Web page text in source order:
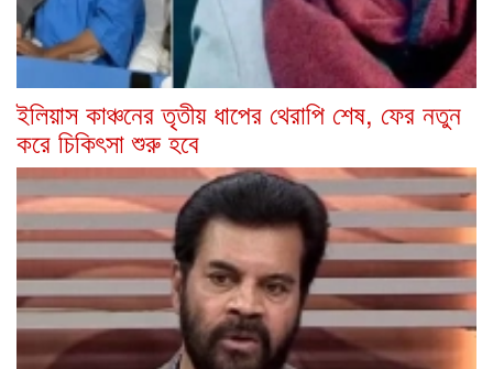
ইলিয়াস কাঞ্চনের তৃতীয় ধাপের থেরাপি শেষ, ফের নতুন
করে চিকিৎসা শুরু হবে